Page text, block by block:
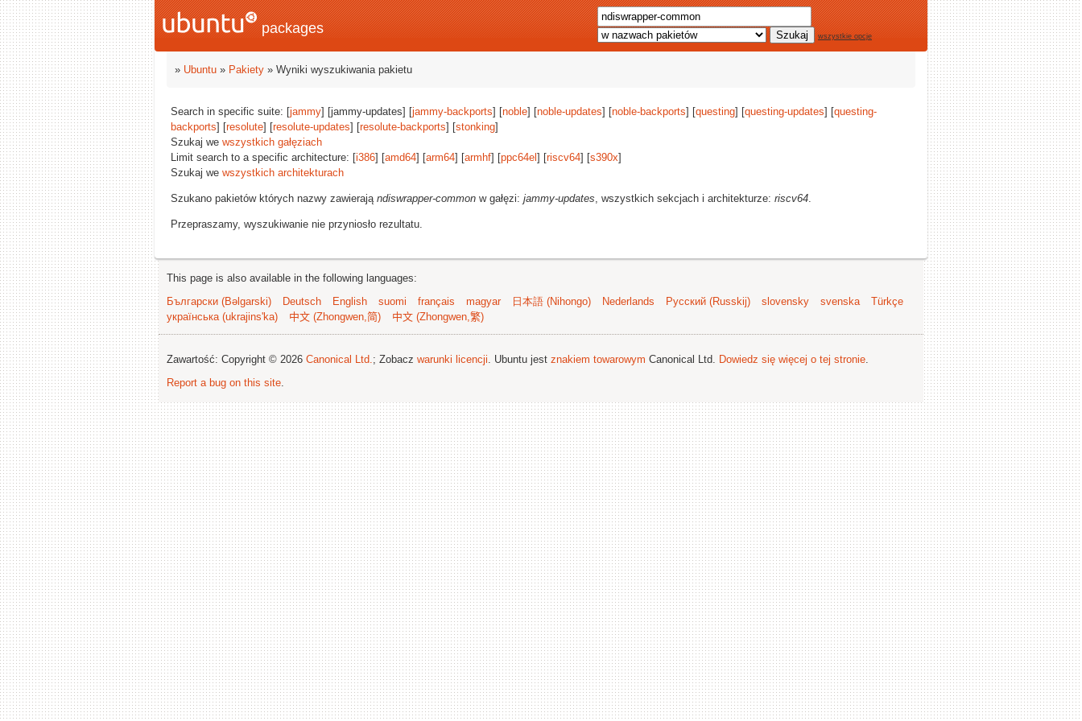
packages wszystkie opcje
» Ubuntu » Pakiety » Wyniki wyszukiwania pakietu
Search in specific suite: [jammy] [jammy-updates] [jammy-backports] [noble] [noble-updates] [noble-backports] [questing] [questing-updates] [questing-
backports] [resolute] [resolute-updates] [resolute-backports] [stonking]
Szukaj we wszystkich gałęziach
Limit search to a specific architecture: [i386] [amd64] [arm64] [armhf] [ppc64el ] [riscv64] [s390x]
Szukaj we wszystkich architekturach
Szukano pakietów których nazwy zawierają ndiswrapper-common w gałęzi: jammy-updates, wszystkich sekcjach i architekturze: riscv64.
Przepraszamy, wyszukiwanie nie przyniosło rezultatu.
This page is also available in the following languages:
Български (Bəlgarski)
Deutsch English suomi français magyar 日本語 (Nihongo) Nederlands Русский (Russkij) slovensky svenska
Türkçe
українська (ukrajins'ka)
中文 (Zhongwen,简) 中文 (Zhongwen,繁)
Zawartość: Copyright © 2026 Canonical Ltd.; Zobacz warunki licencji. Ubuntu jest znakiem towarowym Canonical Ltd. Dowiedz się więcej o tej stronie.
Report a bug on this site.